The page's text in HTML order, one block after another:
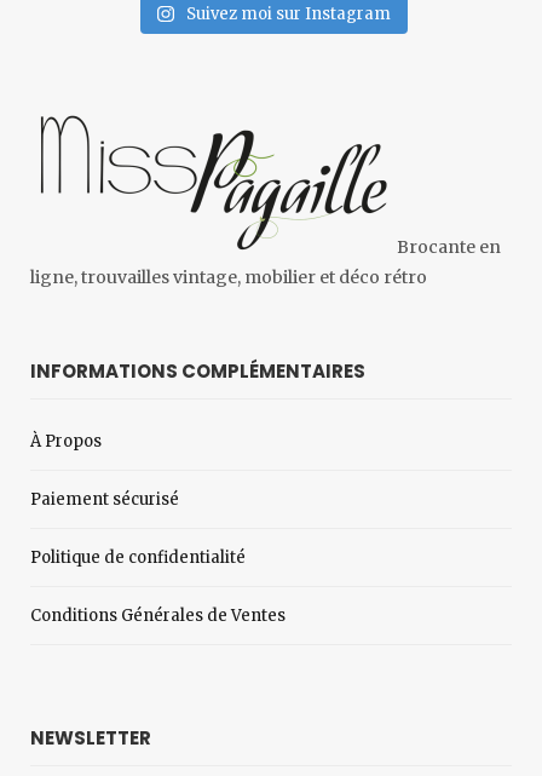
Suivez moi sur Instagram
Brocante en
ligne, trouvailles vintage, mobilier et déco rétro
INFORMATIONS COMPLÉMENTAIRES
À Propos
Paiement sécurisé
Politique de confidentialité
Conditions Générales de Ventes
NEWSLETTER